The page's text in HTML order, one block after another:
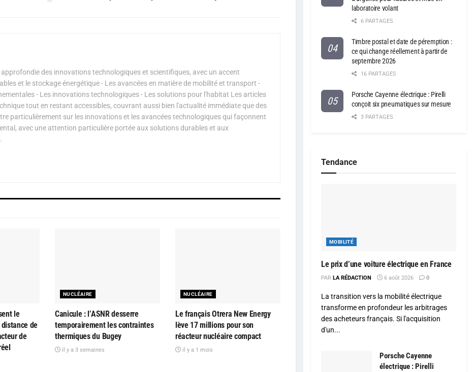
des innovations technologiques et scientifiques, avec un accent
et le stockage énergétique - Les avancées en matière de mobilité et transport -
- Les innovations technologiques - Les solutions pour l'habitat Les articles
tout en restant accessibles, couvrant aussi bien l'actualité immédiate que des
particulièrement sur les innovations et les avancées technologiques qui façonnent
avec une attention particulière portée aux solutions durables et aux
le
de
de
NUCLÉAIRE
Canicule : l’ASNR desserre
temporairement les contraintes
thermiques du Bugey
il y a 3 semaines
NUCLÉAIRE
Le français Otrera New Energy
lève 17 millions pour son
réacteur nucléaire compact
il y a 1 mois
laboratoire volant
6 PARTAGES
Timbre postal et date de péremption :
ce qui change réellement à partir de
septembre 2026
16 PARTAGES
Porsche Cayenne électrique : Pirelli
conçoit six pneumatiques sur mesure
3 PARTAGES
Tendance
MOBILITÉ
Le prix d’une voiture électrique en France
PAR LA RÉDACTION 6 août 2026 0
La transition vers la mobilité électrique
transforme en profondeur les arbitrages
des acheteurs français. Si l'acquisition
d'un...
Porsche Cayenne
électrique : Pirelli